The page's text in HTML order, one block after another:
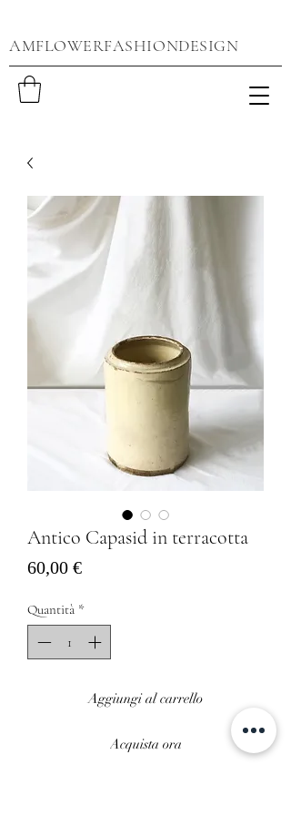
AMFLOWERFASHIONDESIGN
Antico Capasid in terracotta
60,00 €Prezzo
Quantità *
Aggiungi al carrello
Acquista ora